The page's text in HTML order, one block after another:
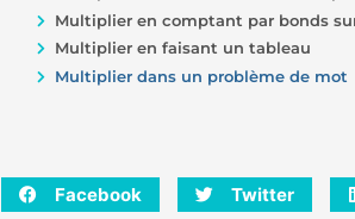
Multiplier en comptant par bonds
Multiplier en faisant un tableau
Multiplier dans un problème de mot
Facebook Twitter